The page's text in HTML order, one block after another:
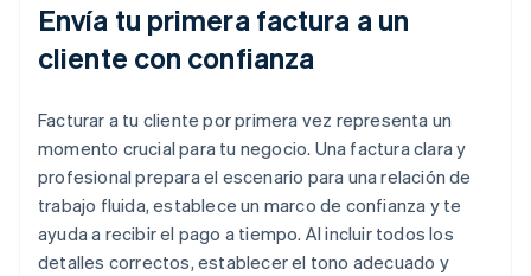
Envía tu primera factura a un
cliente con confianza
Facturar a tu cliente por primera vez representa un
momento crucial para tu negocio. Una factura clara y
profesional prepara el escenario para una relación de
trabajo fluida, establece un marco de confianza y te
ayuda a recibir el pago a tiempo. Al incluir todos los
detalles correctos, establecer el tono adecuado y